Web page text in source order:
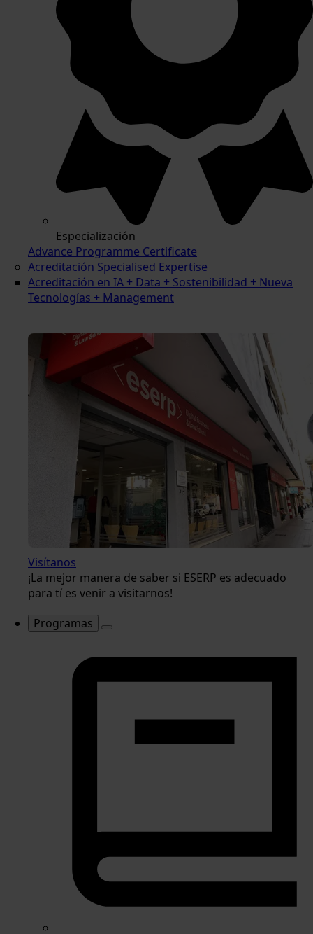
Especialización
Advance Programme Certificate
Acreditación Specialised Expertise
Acreditación en IA + Data + Sostenibilidad + Nueva
Tecnologías + Management
Visítanos
¡La mejor manera de saber si ESERP es adecuado
para tí es venir a visitarnos!
Programas